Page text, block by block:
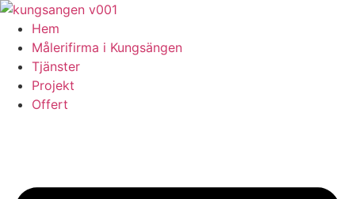
Skip
content
Hem
Målerifirma i Kungsängen
Tjänster
Projekt
Offert